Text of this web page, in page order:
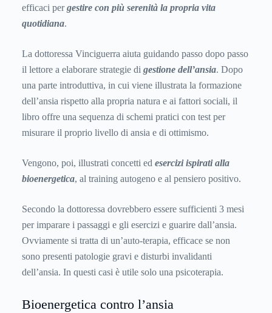
efficaci pergestire con più serenità la propria vita
quotidiana.
La dottoressa Vinciguerra aiuta guidando passo dopo passo
il lettore a elaborare strategie di gestione dell’ansia. Dopo
una parte introduttiva, in cui viene illustrata la formazione
dell’ansia rispetto alla propria natura e ai fattori sociali, il
libro offre una sequenza di schemi pratici con test per
misurare il proprio livello di ansia e di ottimismo.
Vengono, poi, illustrati concetti ed esercizi ispirati alla
bioenergetica, al training autogeno e al pensiero positivo.
Secondo la dottoressa dovrebbero essere sufficienti 3 mesi
per imparare i passaggi e gli esercizi e guarire dall’ansia.
Ovviamente si tratta di un’auto-terapia, efficace se non
sono presenti patologie gravi e disturbi invalidanti
dell’ansia. In questi casi è utile solo una psicoterapia.
Bioenergetica contro l’ansia